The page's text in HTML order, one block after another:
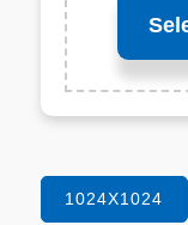
1024X1024